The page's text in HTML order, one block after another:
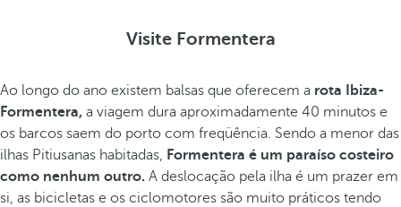
Visite Formentera
Ao longo do ano existem balsas que oferecem a rota Ibiza-
Formentera, a viagem dura aproximadamente 40 minutos e
os barcos saem do porto com freqüência. Sendo a menor das
ilhas Pitiusanas habitadas, Formentera é um paraíso costeiro
como nenhum outro. A deslocação pela ilha é um prazer em
si, as bicicletas e os ciclomotores são muito práticos tendo